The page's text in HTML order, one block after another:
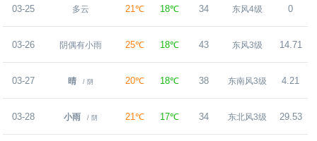
03-25 多云 21℃ 18℃ 34 东风4级 0
03-26 阴偶有小雨 25℃ 18℃ 43 东风3级 14.71
03-27 晴 / 阴 20℃ 18℃ 38 东南风3级 4.21
03-28 小雨 / 阴 21℃ 17℃ 34 东北风3级 29.53